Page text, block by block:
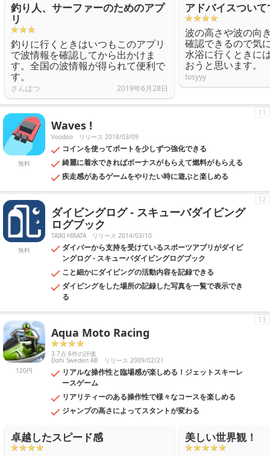
釣り人、サーファーのためのアプ
リ
釣りに行くときはいつもこのアプリ
で波情報を確認してから出かけま
す。全国の波情報が得られて便利で
す。
さんぱつ 2019年6月28日
アドバイスつい
波の高さや波の向
確認できるので気
水浴に行くときに
おうと思います。
tosyyy
無料
Waves !
Voodoo リリース 2018/03/09
コインを使ってボートを少しずつ強化できる
綺麗に着水できればボーナスがもらえて燃料がもらえる
疾走感があるゲームをやりたい時に遊ぶと楽しめる
11
無料
ダイビングログ - スキューバダイビング
ログブック
TAIKI HIRATA リリース 2014/03/10
ダイバーから支持を受けているスポーツアプリがダイビ
ングログ - スキューバダイビングログブック
こと細かにダイビングの活動内容を記録できる
ダイビングをした場所の記録した写真を一覧で表示でき
る
12
120円
Aqua Moto Racing
3.7点 6件の評価
Dohi Sweden AB リリース 2009/02/21
リアルな操作性と臨場感が楽しめる！ジェットスキーレ
ースゲーム
リアリティーのある操作性で様々なコースを楽しめる
ジャンプの高さによってスタントが変わる
13
卓越したスピード感 美しい世界観！